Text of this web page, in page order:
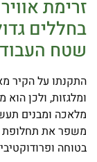
זרימת
בחללים
שטח
התקנתו על הקיר
ומלגזות, ולכן
מלאכה ומבנים
משפר את תחלופת
בטוחה